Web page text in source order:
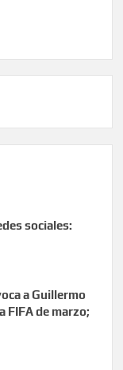
sociales:
a Guillermo
FIFA de marzo;